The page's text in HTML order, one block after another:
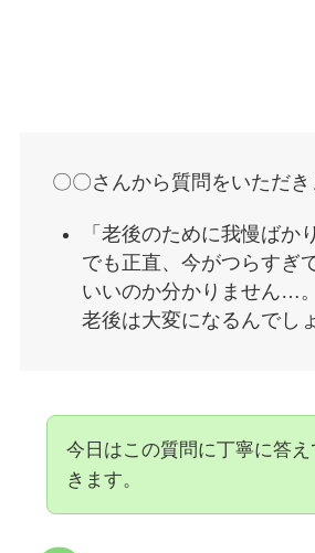
〇〇さんから質問をいただき
「老後のために我慢ばか
でも正直、今がつらすぎ
いいのか分かりません…
老後は大変になるんでし
今日はこの質問に丁寧に答え
きます。